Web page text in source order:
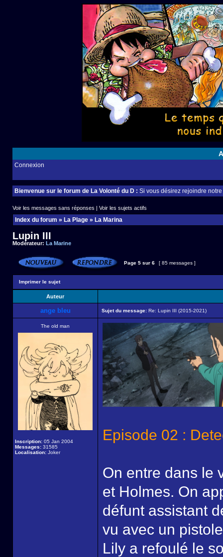
Connexion
Bienvenue sur le forum de La Volonté du D : Si vous désirez rejoindre
Voir les messages sans réponses | Voir les sujets actifs
Index du forum » La Plage » La Marina
Lupin III
Modérateur: La Marine
Page 5 sur 6 [ 85 messages ]
Imprimer le sujet
Auteur
ange bleu Sujet du message: Re: Lupin III (2015-2021)
The old man
Inscription: 05 Jan 2004
Messages: 31585
Localisation: Joker
Episode 02 :
On entre dans le
et Holmes. On
défunt assistant
vu avec un
Lily a refoulé le